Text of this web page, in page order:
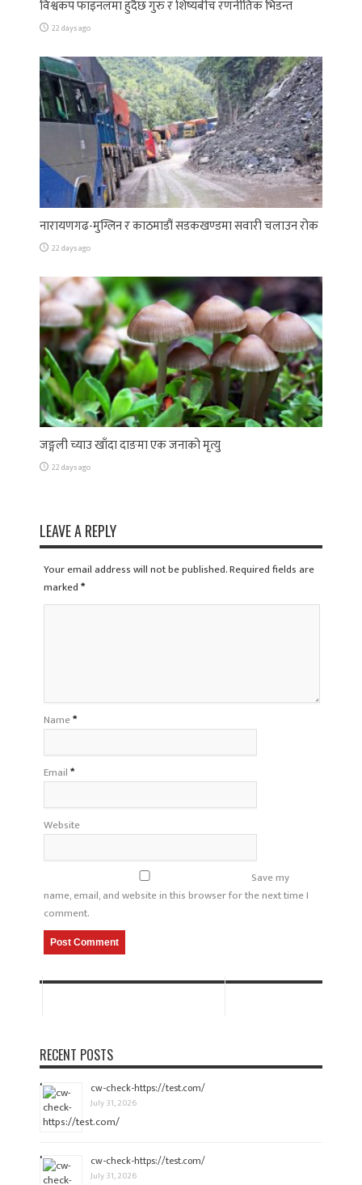
विश्वकप फाइनलमा हुँदैछ गुरु र शिष्यबीच रणनीतिक भिडन्त
22 days ago
नारायणगढ-मुग्लिन र काठमाडौं सडकखण्डमा सवारी चलाउन रोक
22 days ago
जङ्गली च्याउ खाँदा दाङमा एक जनाको मृत्यु
22 days ago
LEAVE A REPLY
Your email address will not be published. Required fields are
marked*
Name*
Email*
Website
Save my
name, email, and website in this browser for the next time I
comment.
RECENT POSTS
cw-check-https://test.com/
July 31, 2026
cw-check-https://test.com/
July 31, 2026